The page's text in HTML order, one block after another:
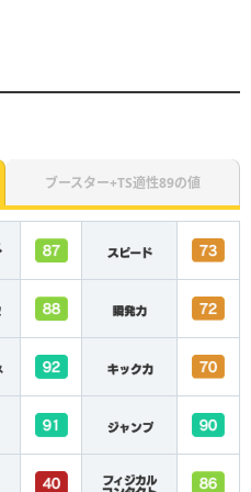
ブースター+TS適性89の値